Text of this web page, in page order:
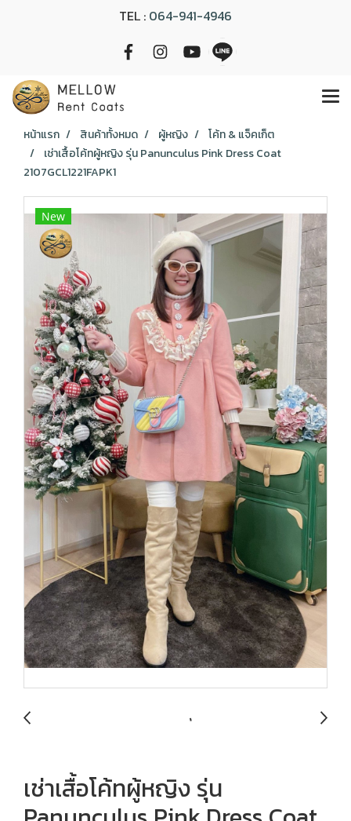
TEL : 064-941-4946
หน้าแรก สินค้าทั้งหมด ผู้หญิง
โค้ท & แจ็คเก็ต
เช่าเสื้อโค้ทผู้หญิง รุ่น Panunculus Pink Dress Coat
2107GCL1221FAPK1
New
เช่าเสื้อโค้ทผู้หญิง รุ่น